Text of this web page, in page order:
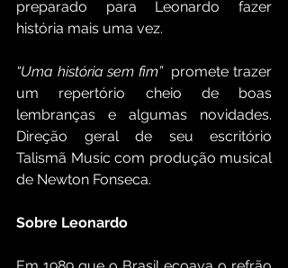
preparado para Leonardo fazer
história mais uma vez.
“Uma história sem fim” promete trazer
um repertório cheio de boas
lembranças e algumas novidades.
Direção geral de seu escritório
Talismã Music com produção musical
de Newton Fonseca.
Sobre Leonardo